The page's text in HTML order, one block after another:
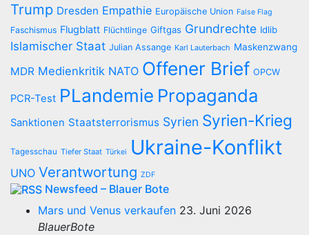
Trump Dresden Empathie Europäische Union False Flag
Faschismus Flugblatt Flüchtlinge Giftgas Grundrechte Idlib
Islamischer Staat Julian Assange Karl Lauterbach Maskenzwang
MDR Medienkritik NATO Offener Brief OPCW
PCR-Test PLandemie Propaganda
Sanktionen Staatsterrorismus Syrien Syrien-Krieg
Tagesschau Tiefer Staat Türkei Ukraine-Konflikt
UNO Verantwortung ZDF
Newsfeed – Blauer Bote
Mars und Venus verkaufen 23. Juni 2026
BlauerBote